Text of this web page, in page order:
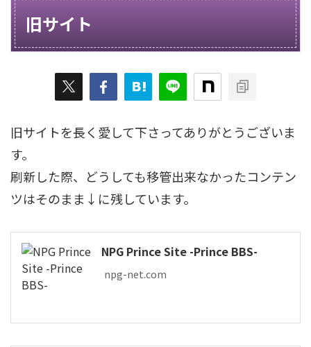
旧サイト
旧サイトを長く愛して下さってありがとうございま
す。
刷新した際、どうしても移管出来なかったコンテン
ツはそのまま↓に残しています。
NPG Prince Site -Prince BBS-
npg-net.com